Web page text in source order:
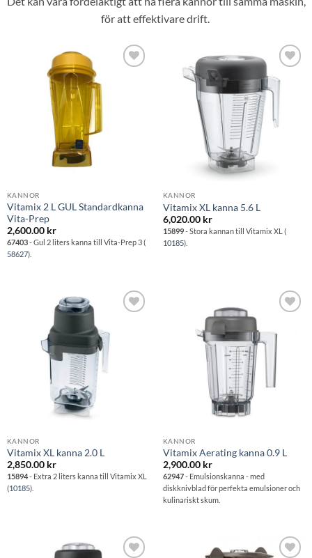
för att effektivare drift.
önskelistan
KANNOR
Vitamix 2 L GUL Standardkanna
Vita-Prep
2,600.00 kr
67403- Gul 2 liters kanna till Vita-Prep 3 (
58627).
Lägg till i
önskelistan
KANNOR
Vitamix XL kanna 5.6 L
6,020.00 kr
15899- Stora kannan till Vitamix XL (
10185).
önskelistan
KANNOR
Vitamix XL kanna 2.0 L
2,850.00 kr
15894- Extra 2 liters kanna till Vitamix XL
(10185).
önskelistan
KANNOR
Vitamix Aerating kanna 0.9 L
2,900.00 kr
62947- Emulsionskanna - med
diskknivblad för perfekta emulsioner och
kulinariskt skum.